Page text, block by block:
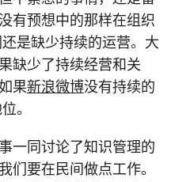
有预想中的那样在组织
是缺少持续的运营。大
缺少了持续经营和关
果新浪微博没有持续的
。
一同讨论了知识管理的
们要在民间做点工作。